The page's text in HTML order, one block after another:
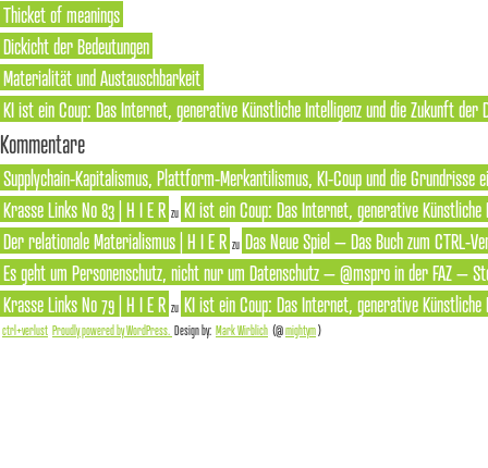
Thicket of meanings
Dickicht der Bedeutungen
Materialität und Austauschbarkeit
KI ist ein Coup: Das Internet, generative Künstliche Intelligenz und die Zukunft der
Kommentare
Supplychain-Kapitalismus, Plattform-Merkantilismus, KI-Coup und die
Krasse Links No 83 | H I E R zu KI ist ein Coup: Das Internet, generative
Der relationale Materialismus | H I E R zu Das Neue Spiel – Das Buch zum CTRL-
Es geht um Personenschutz, nicht nur um Datenschutz – @mspro in der FAZ –
Krasse Links No 79 | H I E R zu KI ist ein Coup: Das Internet, generative
ctrl+verlust Proudly powered by WordPress. Design by: Mark Wirblich (@mightym)